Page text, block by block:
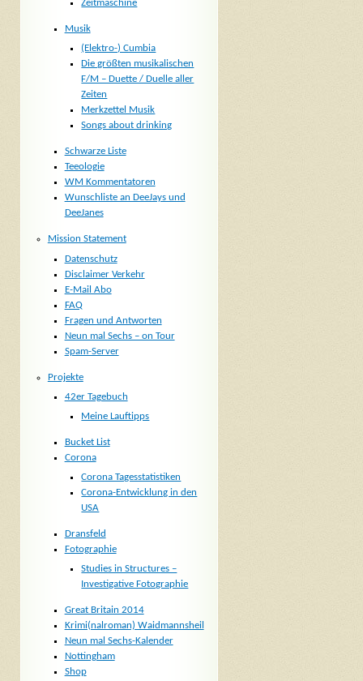
Zeitmaschine
Musik
(Elektro-) Cumbia
Die größten musikalischen
F/M – Duette / Duelle aller
Zeiten
Merkzettel Musik
Songs about drinking
Schwarze Liste
Teeologie
WM Kommentatoren
Wunschliste an DeeJays und
DeeJanes
Mission Statement
Datenschutz
Disclaimer Verkehr
E-Mail Abo
FAQ
Fragen und Antworten
Neun mal Sechs – on Tour
Spam-Server
Projekte
42er Tagebuch
Meine Lauftipps
Bucket List
Corona
Corona Tagesstatistiken
Corona-Entwicklung in den
USA
Dransfeld
Fotographie
Studies in Structures –
Investigative Fotographie
Great Britain 2014
Krimi(nalroman) Waidmannsheil
Neun mal Sechs-Kalender
Nottingham
Shop